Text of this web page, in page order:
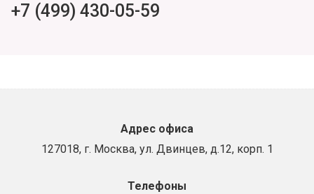
+7 (499) 430-05-59
Адрес офиса
127018, г. Москва, ул. Двинцев, д.12, корп. 1
Телефоны